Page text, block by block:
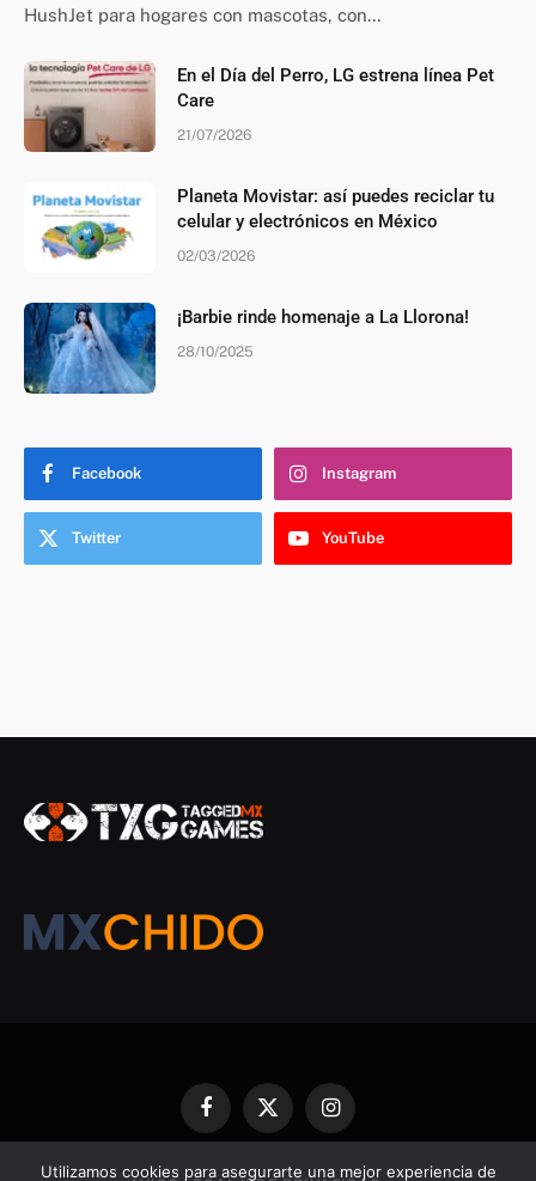
HushJet para hogares con mascotas, con…
En el Día del Perro, LG estrena línea Pet
Care
21/07/2026
Planeta Movistar: así puedes reciclar tu
celular y electrónicos en México
02/03/2026
¡Barbie rinde homenaje a La Llorona!
28/10/2025
Facebook Instagram
Twitter YouTube
FacebookX
(Twitter)
Instagram
Utilizamos cookies para asegurarte una mejor experiencia de